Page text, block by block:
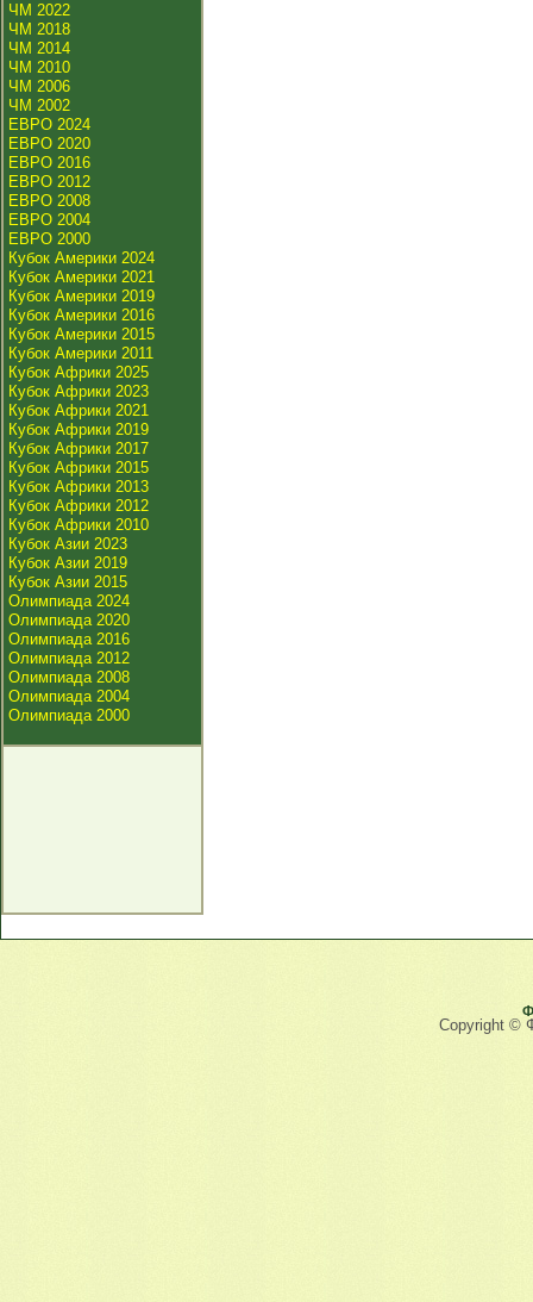
ЧМ 2022
ЧМ 2018
ЧМ 2014
ЧМ 2010
ЧМ 2006
ЧМ 2002
ЕВРО 2024
ЕВРО 2020
ЕВРО 2016
ЕВРО 2012
ЕВРО 2008
ЕВРО 2004
ЕВРО 2000
Кубок Америки 2024
Кубок Америки 2021
Кубок Америки 2019
Кубок Америки 2016
Кубок Америки 2015
Кубок Америки 2011
Кубок Африки 2025
Кубок Африки 2023
Кубок Африки 2021
Кубок Африки 2019
Кубок Африки 2017
Кубок Африки 2015
Кубок Африки 2013
Кубок Африки 2012
Кубок Африки 2010
Кубок Азии 2023
Кубок Азии 2019
Кубок Азии 2015
Олимпиада 2024
Олимпиада 2020
Олимпиада 2016
Олимпиада 2012
Олимпиада 2008
Олимпиада 2004
Олимпиада 2000
Copyright ©